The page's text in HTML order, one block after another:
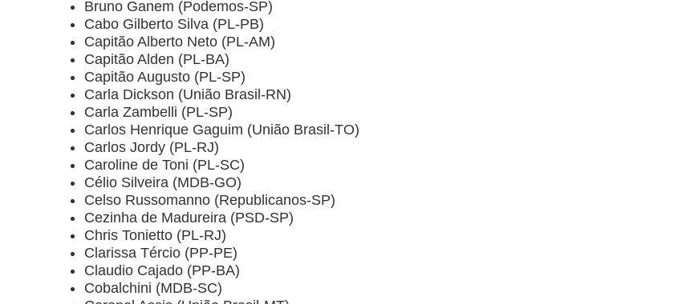
Bruno Ganem (Podemos-SP)
Cabo Gilberto Silva (PL-PB)
Capitão Alberto Neto (PL-AM)
Capitão Alden (PL-BA)
Capitão Augusto (PL-SP)
Carla Dickson (União Brasil-RN)
Carla Zambelli (PL-SP)
Carlos Henrique Gaguim (União Brasil-TO)
Carlos Jordy (PL-RJ)
Caroline de Toni (PL-SC)
Célio Silveira (MDB-GO)
Celso Russomanno (Republicanos-SP)
Cezinha de Madureira (PSD-SP)
Chris Tonietto (PL-RJ)
Clarissa Tércio (PP-PE)
Claudio Cajado (PP-BA)
Cobalchini (MDB-SC)